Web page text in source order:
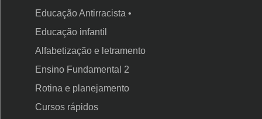
Educação Antirracista •
Educação infantil
Alfabetização e letramento
Ensino Fundamental 2
Rotina e planejamento
Cursos rápidos